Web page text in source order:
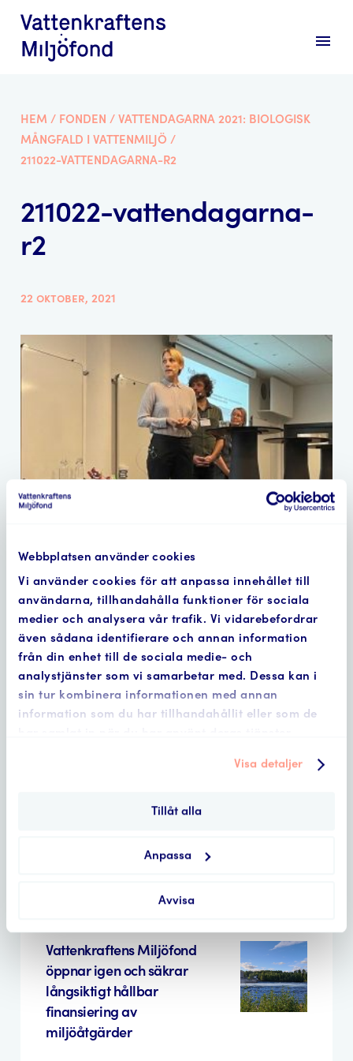
Webbplatsen använder cookies
Vi använder cookies för att anpassa innehållet till
användarna, tillhandahålla funktioner för sociala
medier och analysera vår trafik. Vi vidarebefordrar
även sådana identifierare och annan information
från din enhet till de sociala medie- och
analystjänster som vi samarbetar med. Dessa kan i
sin tur kombinera informationen med annan
information som du har tillhandahållit eller som de
Visa detaljer
Tillåt alla
Anpassa
Avvisa
menu
HEM / FONDEN / VATTENDAGARNA 2021: BIOLOGISK
MÅNGFALD I VATTENMILJÖ /
211022-VATTENDAGARNA-R2
211022-vattendagarna-
r2
22 oktober, 2021
Aktuellt
Öppettider i sommar
Full fart på fonden!
Vattenkraftens Miljöfond
öppnar igen och säkrar
långsiktigt hållbar
finansiering av
miljöåtgärder